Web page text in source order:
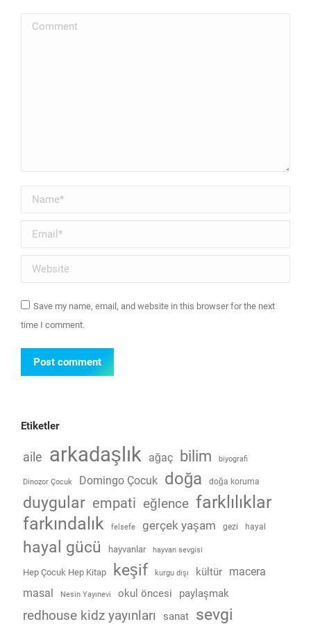
Comment
Name *
Email *
Website
Save my name, email, and website in this browser for the next
time I comment.
Post comment
Etiketler
aile arkadaşlık ağaç bilim biyografi
Dinozor Çocuk Domingo Çocuk doğa doğa koruma
duygular empati eğlence farklılıklar
farkındalık
felsefe gerçek yaşam gezi hayal
hayal gücü hayvanlar hayvan sevgisi
Hep Çocuk Hep Kitap keşif kurgu dışı kültür
macera
masal
Nesin Yayınevi okul öncesi paylaşmak
redhouse kidz yayınları sanat sevgi